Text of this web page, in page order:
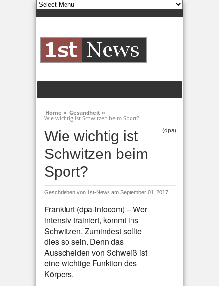
Home » Gesundheit »
Wie wichtig ist Schwitzen beim Sport?
Wie wichtig ist
Schwitzen beim
Sport?
(dpa)
Geschrieben von 1st-News am September 01, 2017
Frankfurt (dpa-infocom) – Wer
intensiv trainiert, kommt ins
Schwitzen. Zumindest sollte
dies so sein. Denn das
Ausscheiden von Schweiß ist
eine wichtige Funktion des
Körpers.